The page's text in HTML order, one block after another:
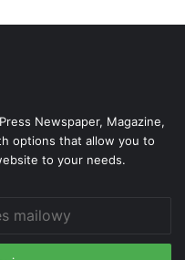
Newspaper, Magazine,
options that allow you to
to your needs.